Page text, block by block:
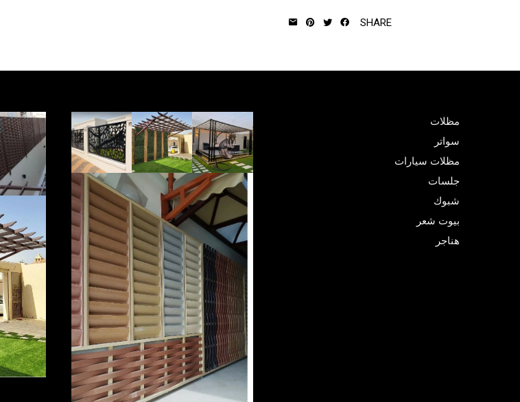
SHARE
مظلات
سواتر
مظلات سيارات
جلسات
شبوك
بيوت شعر
هناجر